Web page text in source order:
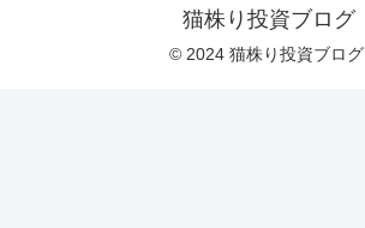
猫株り投資ブログ
© 2024 猫株り投資ブログ.